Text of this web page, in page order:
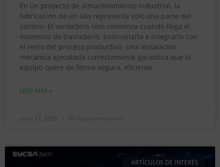
En un proyecto de almacenamiento industrial, la
fabricación de un silo representa solo una parte del
camino. El verdadero reto comienza cuando llega el
momento de trasladarlo, posicionarlo e integrarlo con
el resto del proceso productivo. Una instalación
mecánica ejecutada correctamente garantiza que el
equipo opere de forma segura, eficiente
LEER MÁS »
junio 27, 2026 No hay comentarios
ARTÍCULOS DE INTERÉS